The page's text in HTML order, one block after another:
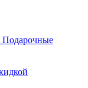
Подарочные